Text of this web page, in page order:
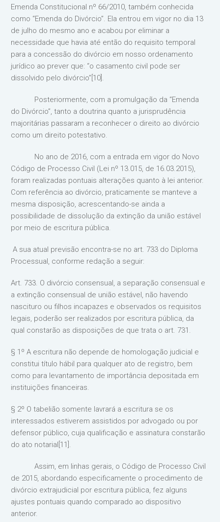
Emenda Constitucional nº 66/2010, também conhecida
como “Emenda do Divórcio”. Ela entrou em vigor no dia 13
de julho do mesmo ano e acabou por eliminar a
necessidade que havia até então do requisito temporal
para a concessão do divórcio em nosso ordenamento
jurídico ao prever que: “o casamento civil pode ser
dissolvido pelo divórcio”[10].
Posteriormente, com a promulgação da “Emenda
do Divórcio”, tanto a doutrina quanto a jurisprudência
majoritárias passaram a reconhecer o direito ao divórcio
como um direito potestativo.
No ano de 2016, com a entrada em vigor do Novo
Código de Processo Civil (Lei nº 13.015, de 16.03.2015),
foram realizadas pontuais alterações quanto à lei anterior.
Com referência ao divórcio, praticamente se manteve a
mesma disposição, acrescentando-se ainda a
possibilidade de dissolução da extinção da união estável
por meio de escritura pública.
A sua atual previsão encontra-se no art. 733 do Diploma
Processual, conforme redação a seguir:
Art. 733. O divórcio consensual, a separação consensual e
a extinção consensual de união estável, não havendo
nascituro ou filhos incapazes e observados os requisitos
legais, poderão ser realizados por escritura pública, da
qual constarão as disposições de que trata o art. 731.
§ 1º A escritura não depende de homologação judicial e
constitui título hábil para qualquer ato de registro, bem
como para levantamento de importância depositada em
instituições financeiras.
§ 2º O tabelião somente lavrará a escritura se os
interessados estiverem assistidos por advogado ou por
defensor público, cuja qualificação e assinatura constarão
do ato notarial[11].
Assim, em linhas gerais, o Código de Processo Civil
de 2015, abordando especificamente o procedimento de
divórcio extrajudicial por escritura pública, fez alguns
ajustes pontuais quando comparado ao dispositivo
anterior.